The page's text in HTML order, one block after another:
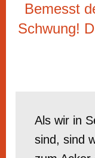
Bemesst
Schwung!
Als wir in
sind, sind